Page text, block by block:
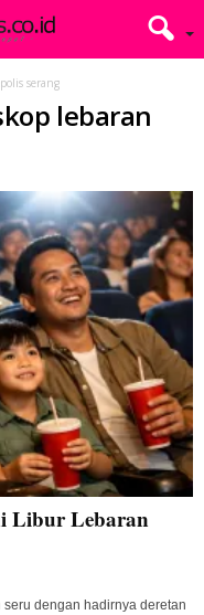
serang
lebaran
Libur Lebaran
dengan hadirnya deretan